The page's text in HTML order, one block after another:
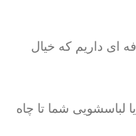
ای داریم که خیال
لباسشویی شما تا چاه